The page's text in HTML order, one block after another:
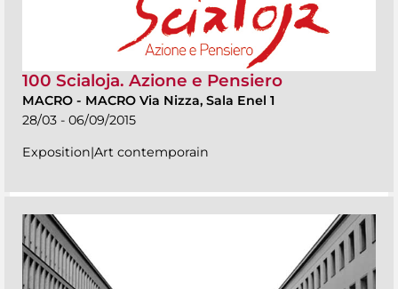
100 Scialoja. Azione e Pensiero
MACRO - MACRO Via Nizza, Sala Enel 1
28/03 - 06/09/2015
Exposition|Art contemporain